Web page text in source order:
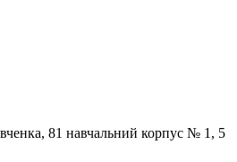
81 навчальний корпус № 1, 5